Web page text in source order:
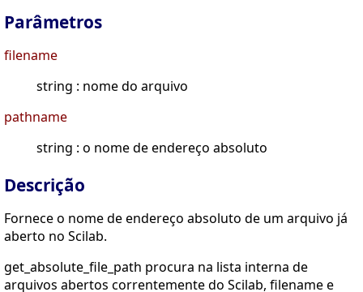
Parâmetros
filename
string : nome do arquivo
pathname
string : o nome de endereço absoluto
Descrição
Fornece o nome de endereço absoluto de um arquivo já
aberto no Scilab.
get_absolute_file_path procura na lista interna de
arquivos abertos correntemente do Scilab, filename e